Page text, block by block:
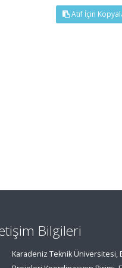
Atıf İçin
Bilgileri
Karadeniz Teknik Üniversitesi,